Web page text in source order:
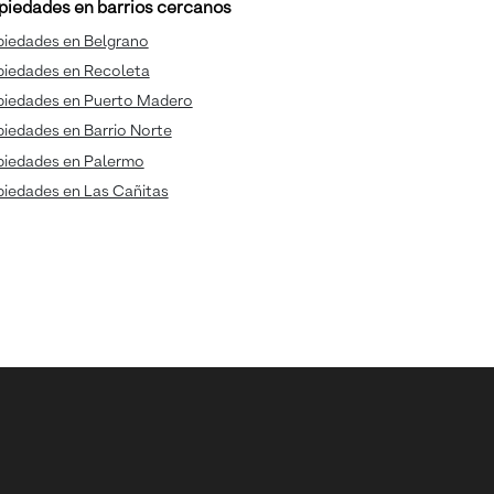
en barrios cercanos
en Belgrano
en Recoleta
en Puerto Madero
en Barrio Norte
en Palermo
en Las Cañitas